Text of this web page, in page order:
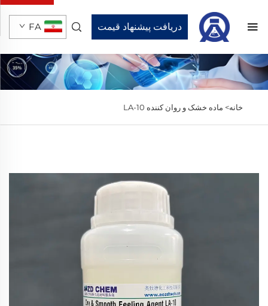
دریافت پیشنهاد قیمت FA
خانه> ماده خشک و روان کننده LA-10